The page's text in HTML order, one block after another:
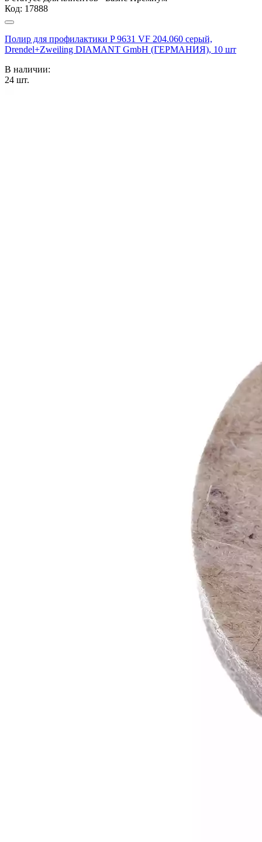
Код: 17888
Полир для профилактики P 9631 VF 204.060 серый,
Drendel+Zweiling DIAMANT GmbH (ГЕРМАНИЯ), 10 шт
В наличии:
24 шт.